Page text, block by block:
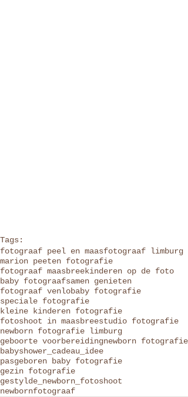
Tags:
fotograaf peel en maasfotograaf limburg
marion peeten fotografie
fotograaf maasbreekinderen op de foto
baby fotograafsamen genieten
fotograaf venlobaby fotografie
speciale fotografie
kleine kinderen fotografie
fotoshoot in maasbreestudio fotografie
newborn fotografie limburg
geboorte voorbereidingnewborn fotografie
babyshower_cadeau_idee
pasgeboren baby fotografie
gezin fotografie
gestylde_newborn_fotoshoot
newbornfotograaf